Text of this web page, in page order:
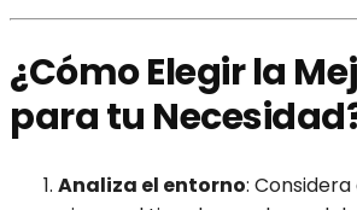
¿Cómo Elegir la
para tu
Analiza el entorno: